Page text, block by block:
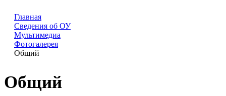
Главная
Сведения об ОУ
Мультимедиа
Фотогалерея
Общий
Общий